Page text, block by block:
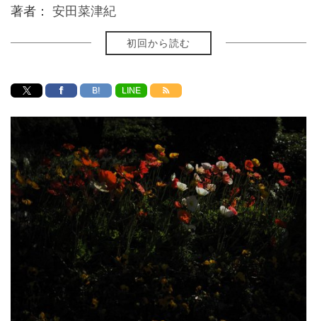
著者： 安田菜津紀
初回から読む
B! LINE